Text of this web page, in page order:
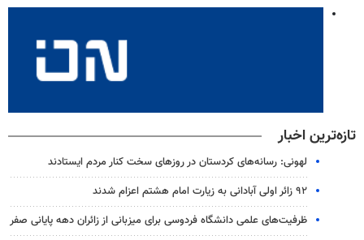
تازه‌ترین اخبار
لهونی: رسانه‌های کردستان در روزهای سخت کنار مردم ایستادند
۹۲ زائر اولی آبادانی به زیارت امام هشتم اعزام شدند
ظرفیت‌های علمی دانشگاه فردوسی برای میزبانی از زائران دهه پایانی صفر